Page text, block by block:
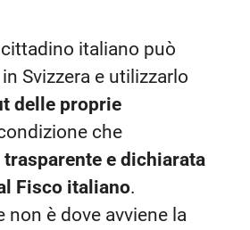
italiano può
Svizzera e utilizzarlo
delle proprie
che
trasparente e dichiarata
Fisco italiano.
non è dove avviene la